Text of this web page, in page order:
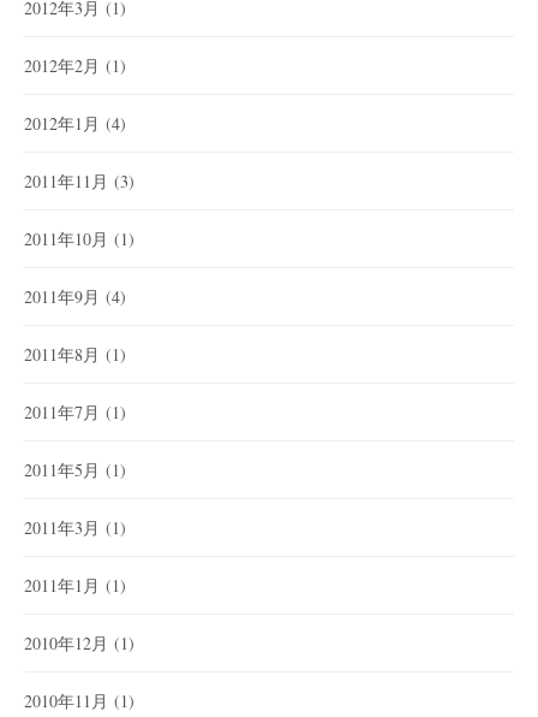
2012年3月 (1)
2012年2月 (1)
2012年1月 (4)
2011年11月 (3)
2011年10月 (1)
2011年9月 (4)
2011年8月 (1)
2011年7月 (1)
2011年5月 (1)
2011年3月 (1)
2011年1月 (1)
2010年12月 (1)
2010年11月 (1)